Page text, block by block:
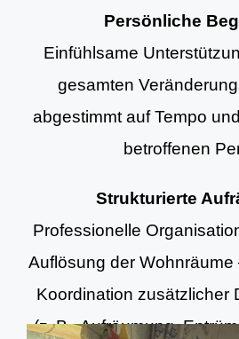
Persönliche
Einfühlsame
gesamten
abgestimmt auf Tempo
betroffenen
Strukturierte
Professionelle
Auflösung der Wohnräume
Koordination zusätzlicher
(z. B. Aufräumung,